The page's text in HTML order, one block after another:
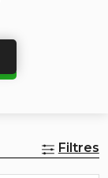
Filtres